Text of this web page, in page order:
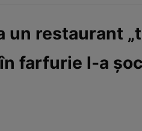
Sport
restaurant
farfurie l-a